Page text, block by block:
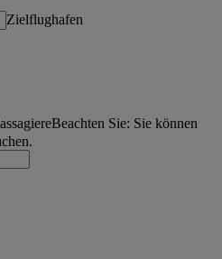
Zielflughafen
Beachten Sie: Sie können